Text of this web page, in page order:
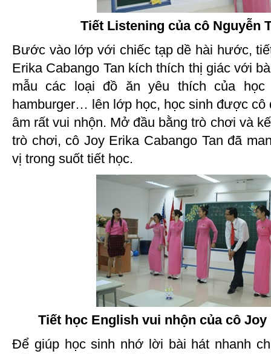
Tiết Listening của cô Nguyễn
Bước vào lớp với chiếc tạp dề hài hước,
Erika Cabango Tan kích thích thị giác với
mẫu các loại đồ ăn yêu thích của học
hamburger… lên lớp học, học sinh được cô
âm rất vui nhộn. Mở đầu bằng trò chơi và
trò chơi, cô Joy Erika Cabango Tan đã
vị trong suốt tiết học.
Tiết học English vui nhộn của cô Joy
Để giúp học sinh nhớ lời bài hát nhanh